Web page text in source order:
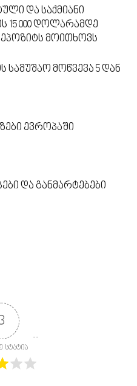
და საქმიანი
15 000 დოლარამდე
მოითხოვს
მოწვევა 5 დან
ევროპაში
და განმარტებები
სტატია